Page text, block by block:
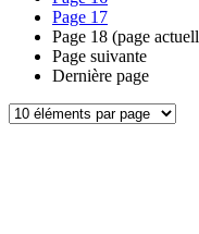
Page 17
Page 18 (page
Page suivante
Dernière page